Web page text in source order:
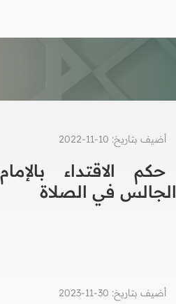
أضيف بتاريخ: 10-11-2022
حكم الاقتداء بالإمام
الجالس في الصلاة
أضيف بتاريخ: 30-11-2023